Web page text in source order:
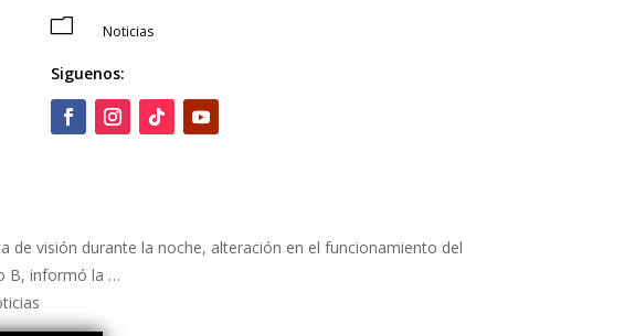
m Noticias
Siguenos:
visión durante la noche, alteración en el funcionamiento del
B, informó la …